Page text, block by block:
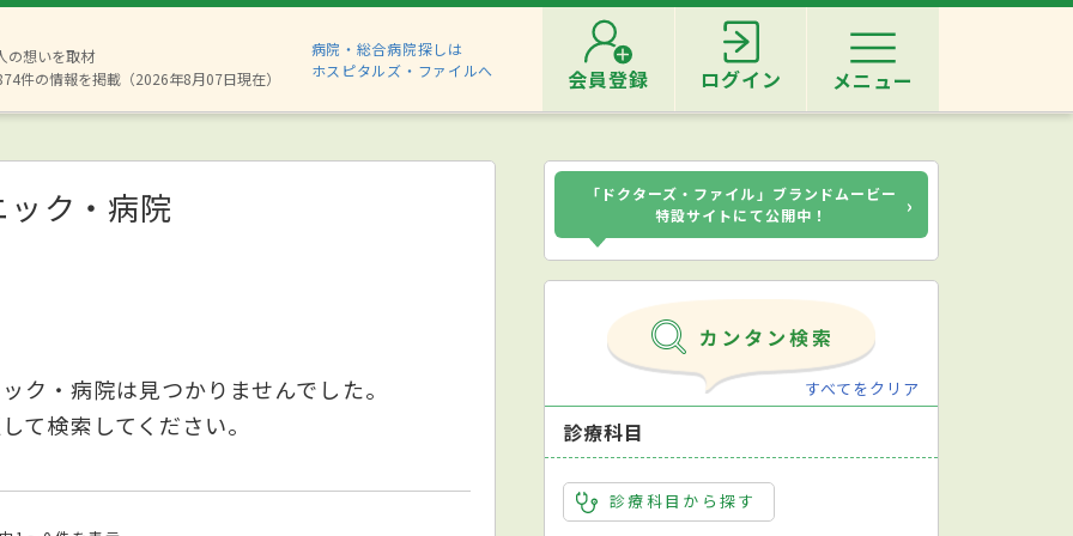
の想いを取材
件の情報を掲載（2026年8月07日現在）
病院・総合病院探しは
ホスピタルズ・ファイルへ
会員登録 ログイン メニュー
ク・病院
ク・病院は見つかりませんでした。
て検索してください。
「ドクターズ・ファイル」ブランドムービー
特設サイトにて公開中！
›
すべてをクリア
診療科目
診療科目から探す